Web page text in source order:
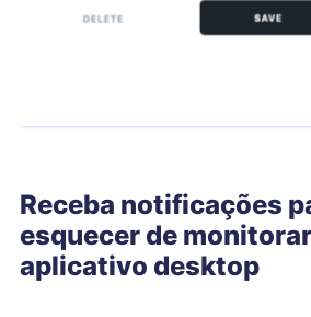
Receba notificações
esquecer de
aplicativo desktop